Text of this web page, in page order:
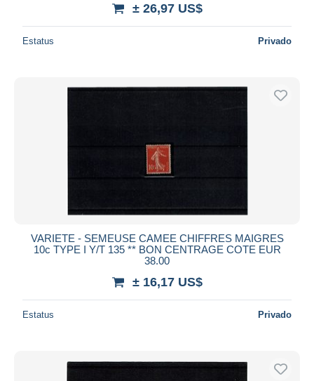
± 26,97 US$
Estatus Privado
VARIETE - SEMEUSE CAMEE CHIFFRES MAIGRES
10c TYPE I Y/T 135 ** BON CENTRAGE COTE EUR
38.00
± 16,17 US$
Estatus Privado